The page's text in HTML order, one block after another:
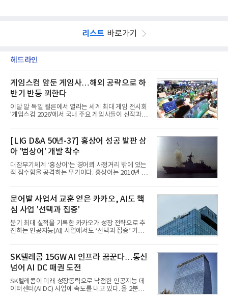
리스트 바로가기
헤드라인
게임스컴 앞둔 게임사…해외 공략으로 하
반기 반등 꾀한다
이달 말 독일 쾰른에서 열리는 세계 최대 게임 전시회
'게임스컴 2026'에서 국내 주요 게임사들이 신작과 글
체별로 엇갈린 가운데 하반기 신작 흥행과 해외 시장
성과가 실적을 좌우할 핵심 변수로 떠오르고 있다.8일
업계에 따르면 올해 상반기 게임업계는 기업별 성적
표가 크게 갈렸다. 대표적으로 크래프톤은 'PUBG: 배
틀그라운드'의 안정적인 성장에 힘입어 상반기 연결
기준 매출 2조6616억원, 영업이익 9725억원으로 역
대 최대 실적을 기록했다. 엔씨도 올해 출시한 '아이온
동기 대
[LIG D&A 50년-37] 홍상어 성공 발판 삼
아 '범상어' 개발 착수
대잠무기체계 ‘홍상어’는 경어뢰 사정거리 밖에 있는
적 잠수함을 공격하는 무기이다. 홍상어는 2010년 넥
이뤄졌다. 이후 2012년 한국형 구축함(KDX-1) 이상
의 함정에 실전 배치됐다.그해 7월 해군은 동해상에서
성능 검증을 위해 홍상어 시험발사를 실시했다. 이때
홍상어가 목표 지점에서 입수한 후 표적을 타격하지
못하고 물속에서 멈춰버리는 예상 밖의 일이 벌어졌
다. 2차 품질확인 사격 시험에서도 만족스러운 결과를
얻지 못했다. 완벽한 신뢰성 확보를 위해 LIG넥스원은
분야를
문어발 사업서 교훈 얻은 카카오, AI도 핵
심 사업 '선택과 집중'
분기 최대 실적을 기록한 카카오가 성장 전략으로 추
진하는 인공지능(AI) 사업에서도 ‘선택과 집중’ 기조
라 투자에 나서는 것과 달리, 카카오는 ‘카카오톡’이
라는 플랫폼 경쟁력을 활용한 AI 에이전트 서비스에
집중하는 전략이다. 과거 무리한 사업 확장 과정에서
겪었던 시행착오를 되풀이하지 않고 핵심 역량에 집
중하겠다는 취지로 풀이된다.7일 업계에 따르면 카카
오는 올해 2분기 연결 기준 매출 2조985억원, 영업이
익 2770억원을 기록했다. 전년 동기 대비 매출과 영업
SK텔레콤 15GW AI 인프라 꿈꾼다…통신
넘어 AI DC 패권 도전
SK텔레콤이 미래 성장동력으로 낙점한 인공지능 데
이터센터(AI DC) 사업에 속도를 내고 있다. 올 2분기